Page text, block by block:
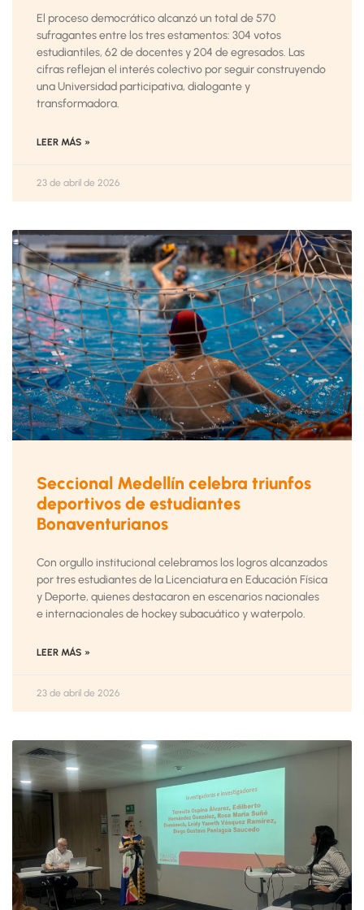
El proceso democrático alcanzó un total de 570
sufragantes entre los tres estamentos: 304 votos
estudiantiles, 62 de docentes y 204 de egresados. Las
cifras reflejan el interés colectivo por seguir construyendo
una Universidad participativa, dialogante y
transformadora.
LEER MÁS »
23 de abril de 2026
Seccional Medellín celebra triunfos
deportivos de estudiantes
Bonaventurianos
Con orgullo institucional celebramos los logros alcanzados
por tres estudiantes de la Licenciatura en Educación Física
y Deporte, quienes destacaron en escenarios nacionales
e internacionales de hockey subacuático y waterpolo.
LEER MÁS »
23 de abril de 2026